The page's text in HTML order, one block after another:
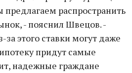
распространить
- пояснил Швецов. -
этого ставки могут даже
придут самые
надежные граждане